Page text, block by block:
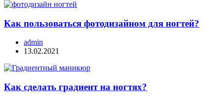
Как пользоваться фотодизайном для ногтей?
admin
13.02.2021
Как сделать градиент на ногтях?